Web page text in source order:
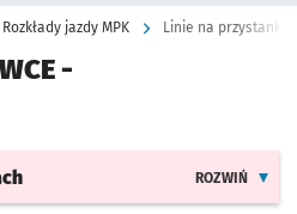
Rozkłady jazdy MPK Linie na przystanku
-
ROZWIŃ